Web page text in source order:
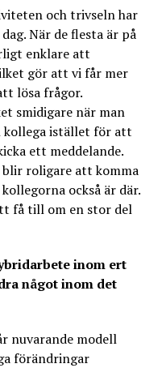
och trivseln har
När de flesta är på
enklare att
gör att vi får mer
lösa frågor.
smidigare när man
kollega istället för att
ett meddelande.
roligare att komma
också är där.
få till om en stor del
inom ert
något inom det
nuvarande modell
förändringar